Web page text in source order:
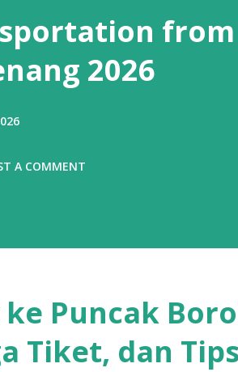
2026
A COMMENT
Puncak
Tiket, dan